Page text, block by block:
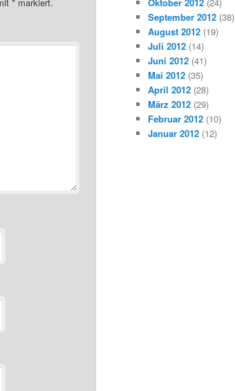
September 2012 (38)
August 2012 (19)
Juli 2012 (14)
Juni 2012 (41)
Mai 2012 (35)
April 2012 (28)
März 2012 (29)
Februar 2012 (10)
Januar 2012 (12)